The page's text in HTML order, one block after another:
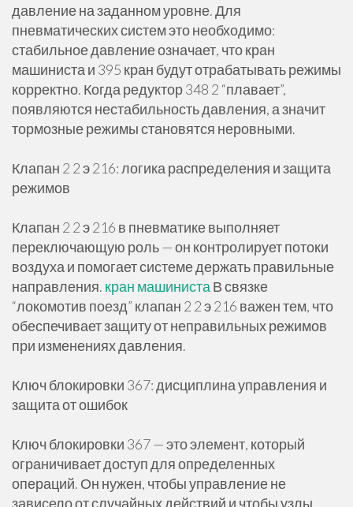
давление на заданном уровне. Для
пневматических систем это необходимо:
стабильное давление означает, что кран
машиниста и 395 кран будут отрабатывать режимы
корректно. Когда редуктор 348 2 “плавает”,
появляются нестабильность давления, а значит
тормозные режимы становятся неровными.
Клапан 2 2 э 216: логика распределения и защита
режимов
Клапан 2 2 э 216 в пневматике выполняет
переключающую роль — он контролирует потоки
воздуха и помогает системе держать правильные
направления. кран машиниста В связке
“локомотив поезд” клапан 2 2 э 216 важен тем, что
обеспечивает защиту от неправильных режимов
при изменениях давления.
Ключ блокировки 367: дисциплина управления и
защита от ошибок
Ключ блокировки 367 — это элемент, который
ограничивает доступ для определенных
операций. Он нужен, чтобы управление не
зависело от случайных действий и чтобы узлы